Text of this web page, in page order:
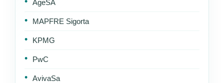
AgeSA
MAPFRE Sigorta
KPMG
PwC
AvivaSa